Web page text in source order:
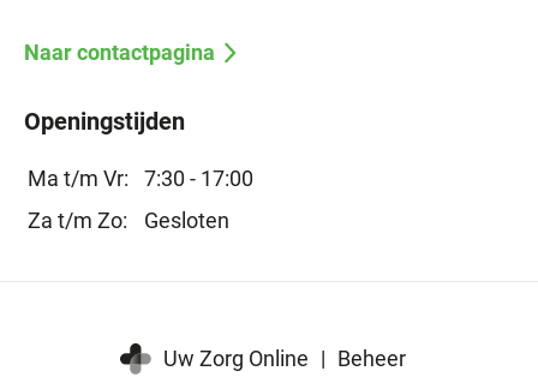
Naar contactpagina
Openingstijden
Ma t/m Vr:
7:30 - 17:00
Za t/m Zo:
Gesloten
Uw Zorg Online | Beheer